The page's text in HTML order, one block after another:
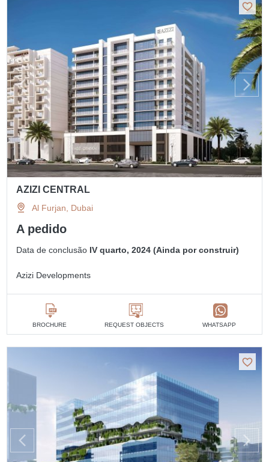
AZIZI CENTRAL
Al Furjan, Dubai
A pedido
Data de conclusão IV quarto, 2024 (Ainda por construir)
Azizi Developments
BROCHURE REQUEST OBJECTS WHATSAPP